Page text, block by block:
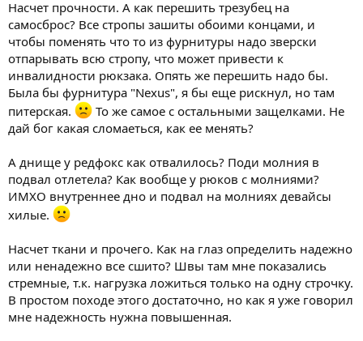
Насчет прочности. А как перешить трезубец на
самосброс? Все стропы зашиты обоими концами, и
чтобы поменять что то из фурнитуры надо зверски
отпарывать всю стропу, что может привести к
инвалидности рюкзака. Опять же перешить надо бы.
Была бы фурнитура "Nexus", я бы еще рискнул, но там
питерская.
То же самое с остальными защелками. Не
дай бог какая сломаеться, как ее менять?
А днище у редфокс как отвалилось? Поди молния в
подвал отлетела? Как вообще у рюков с молниями?
ИМХО внутреннее дно и подвал на молниях девайсы
хилые.
Насчет ткани и прочего. Как на глаз определить надежно
или ненадежно все сшито? Швы там мне показались
стремные, т.к. нагрузка ложиться только на одну строчку.
В простом походе этого достаточно, но как я уже говорил
мне надежность нужна повышенная.